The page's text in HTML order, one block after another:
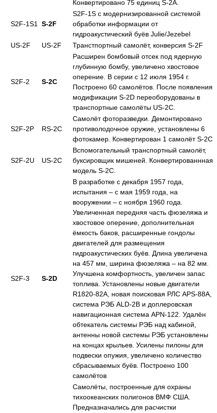
Конвертировано 75 единиц S-2A.
S2F-1S1 S-2F
S2F-1S с модернизированной системой
обработки информации от
гидроакустический буёв Julie/Jezebel
US-2F
US-2F Транстпортный самолёт, конверсия S-2F
S2F-2 S-2С
Расширен бомбовый отсек под ядерную
глубинную бомбу, увеличено хвостовое
оперение. В серии с 12 июля 1954 г.
Построено 60 самолётов. После появления
модификации S-2D переоборудованы в
транспортные самолёты US-2C.
S2F-2P RS-2С
Самолёт фоторазведки. Демонтировано
противолодочное оружие, установлены 6
фотокамер. Конвертирован 1 самолёт S-2C
S2F-2U US-2C
Вспомогательный транспортный самолёт,
буксировщик мишеней. Конвертированнная
модель S-2C.
S2F-3 S-2D
В разработке с декабря 1957 года,
испытания – с мая 1959 года, на
вооружении – с ноября 1960 года.
Увеличенная передняя часть фюзеляжа и
хвостовое оперение, дополнительная
ёмкость баков, расширенные гондолы
двигателей для размещения
гидроакустических буёв. Длина увеличена
на 457 мм, ширина фюзеляжа – на 82 мм.
Улучшена комфортность, увеличен запас
топлива. Установлены новые двигатели
R1820-82A, новая поисковая РЛС APS-88A,
система РЭБ ALD-2B и доплеровская
навигационная система APN-122. Удалён
обтекатель системы РЭБ над кабиной,
антенны новой системы РЭБ установлены
на концах крыльев. Усилены пилоны для
подвески опужия, увеличено количество
сбрасываемых буёв. Построено 100
самолётов
Самолёты, построенные для охраны
тихоокеанских полигонов ВМФ США.
Предназначались для расчистки